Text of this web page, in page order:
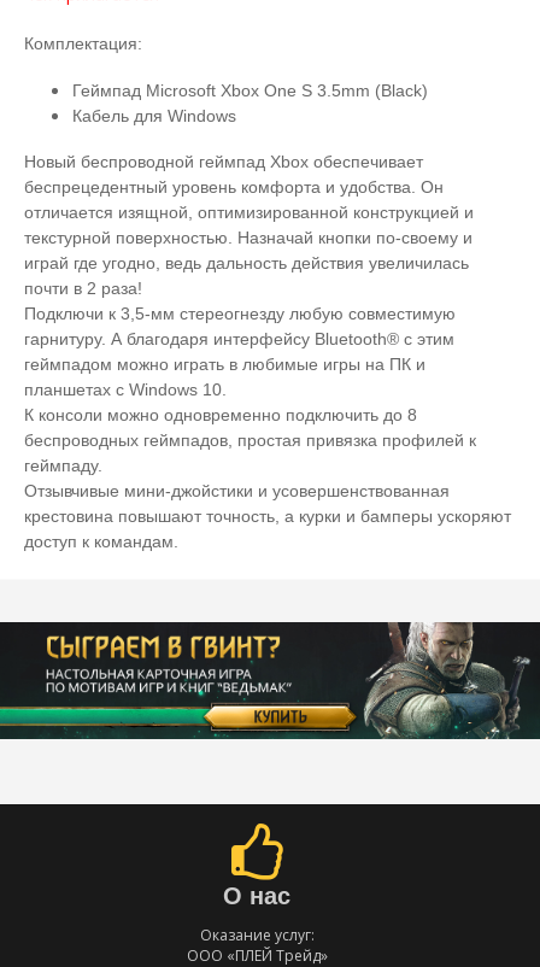
Комплектация:
Геймпад Microsoft Xbox One S 3.5mm (Black)
Кабель для Windows
Новый беспроводной геймпад Xbox обеспечивает
беспрецедентный уровень комфорта и удобства. Он
отличается изящной, оптимизированной конструкцией и
текстурной поверхностью. Назначай кнопки по-своему и
играй где угодно, ведь дальность действия увеличилась
почти в 2 раза!
Подключи к 3,5-мм стереогнезду любую совместимую
гарнитуру. А благодаря интерфейсу Bluetooth® с этим
геймпадом можно играть в любимые игры на ПК и
планшетах с Windows 10.
К консоли можно одновременно подключить до 8
беспроводных геймпадов, простая привязка профилей к
геймпаду.
Отзывчивые мини-джойстики и усовершенствованная
крестовина повышают точность, а курки и бамперы ускоряют
доступ к командам.
О нас
Оказание услуг:
ООО «ПЛЕЙ Трейд»